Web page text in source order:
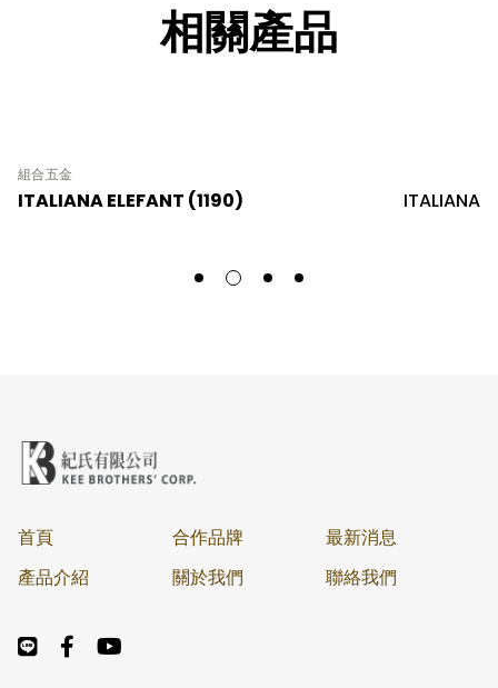
相關產品
組合五金
ITALIANA ELEFANT (1190) ITALIANA
首頁
產品介紹
合作品牌
關於我們
最新消息
聯絡我們